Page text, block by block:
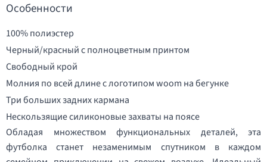
Особенности
100% полиэстер
Черный/красный с полноцветным принтом
Свободный крой
Молния по всей длине с логотипом woom на бегунке
Три больших задних кармана
Нескользящие силиконовые захваты на поясе
Обладая множеством функциональных деталей, эта
футболка станет незаменимым спутником в каждом